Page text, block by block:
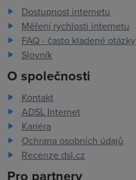
Dostupnost internetu
Měření rychlosti internetu
FAQ - často kladené otázky
Slovník
O společnosti
Kontakt
ADSL Internet
Kariéra
Ochrana osobních údajů
Recenze dsl.cz
Pro partnery